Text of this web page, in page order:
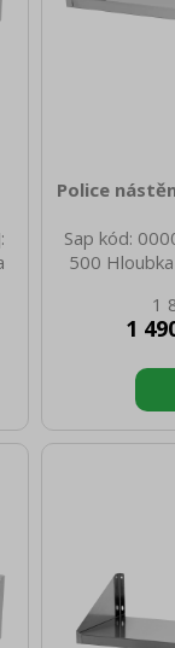
Police
Sap kód:
500
3.20 Šířka
brutto
AISI
1
1